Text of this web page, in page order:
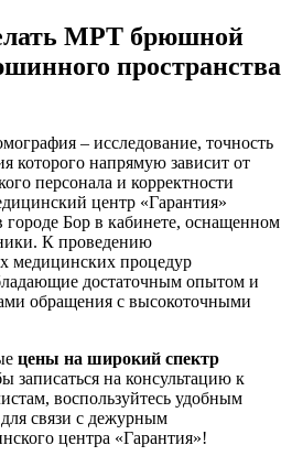
МРТ брюшной
пространства
– исследование, точность
которого напрямую зависит от
персонала и корректности
центр «Гарантия»
Бор в кабинете, оснащенном
К проведению
медицинских процедур
достаточным опытом и
обращения с высокоточными
цены на широкий спектр
записаться на консультацию к
воспользуйтесь удобным
связи с дежурным
центра «Гарантия»!